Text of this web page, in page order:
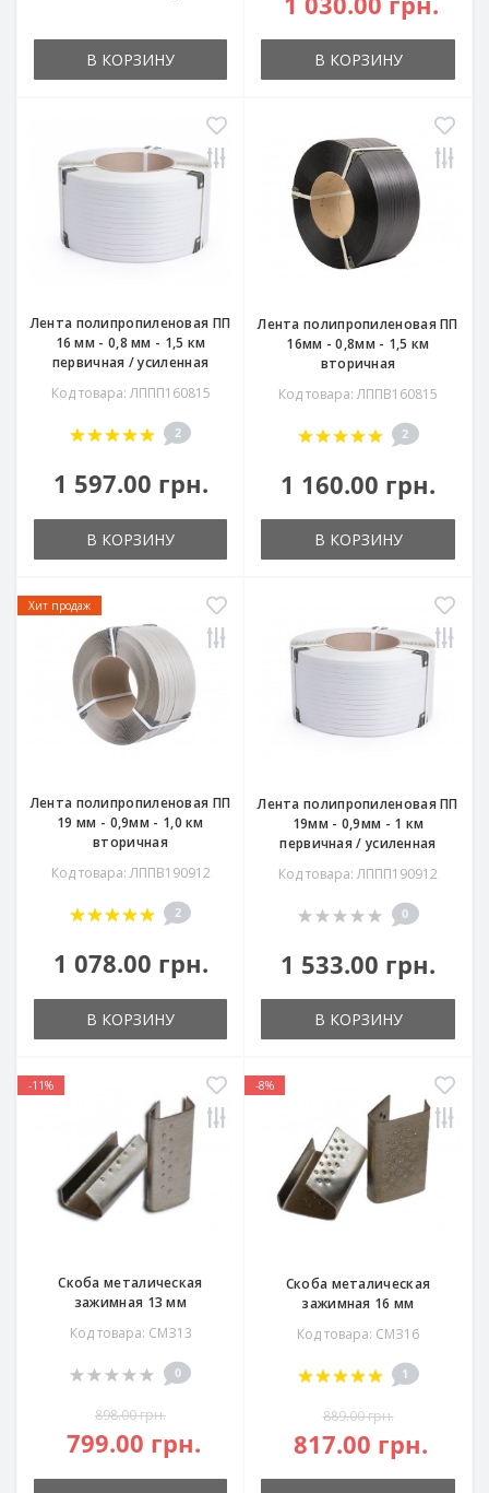
В КОРЗИНУ В КОРЗИНУ
Лента полипропиленовая ПП
16 мм - 0,8 мм - 1,5 км
первичная / усиленная
Код товара: ЛППП160815
2
1 597.00 грн.
В КОРЗИНУ
Лента полипропиленовая ПП
16мм - 0,8мм - 1,5 км
вторичная
Код товара: ЛППВ160815
2
1 160.00 грн.
В КОРЗИНУ
Хит продаж
Лента полипропиленовая ПП
19 мм - 0,9мм - 1,0 км
вторичная
Код товара: ЛППВ190912
2
1 078.00 грн.
В КОРЗИНУ
Лента полипропиленовая ПП
19мм - 0,9мм - 1 км
первичная / усиленная
Код товара: ЛППП190912
0
1 533.00 грн.
В КОРЗИНУ
-11%
Скоба металическая
зажимная 13 мм
Код товара: СМЗ13
0
898.00 грн.
799.00 грн.
-8%
Скоба металическая
зажимная 16 мм
Код товара: СМЗ16
1
889.00 грн.
817.00 грн.